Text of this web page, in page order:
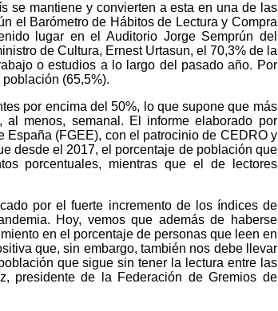
se mantiene y convierten a esta en una de las
el Barómetro de Hábitos de Lectura y Compra
lugar en el Auditorio Jorge Semprún del
de Cultura, Ernest Urtasun, el 70,3% de la
o estudios a lo largo del pasado año. Por
(65,5%).
por encima del 50%, lo que supone que más
menos, semanal. El informe elaborado por
(FGEE), con el patrocinio de CEDRO y
desde el 2017, el porcentaje de población que
porcentuales, mientras que el de lectores
por el fuerte incremento de los índices de
Hoy, vemos que además de haberse
en el porcentaje de personas que leen en
que, sin embargo, también nos debe llevar
que sigue sin tener la lectura entre las
presidente de la Federación de Gremios de